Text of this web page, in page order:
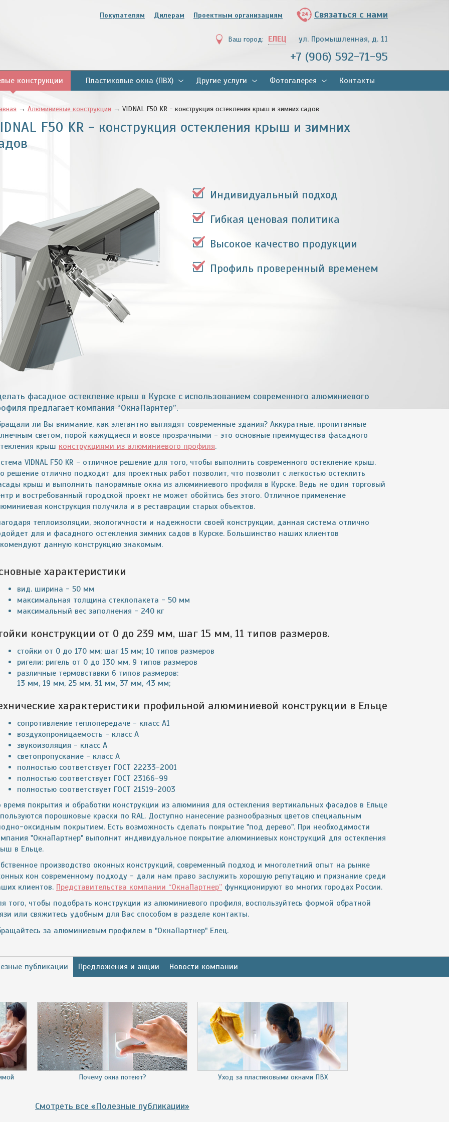
Покупателям Дилерам Проектным организациям Связаться с нами
Ваш город: ЕЛЕЦ ул. Промышленная, д. 11
+7 (906) 592-71-95
конструкции Пластиковые окна (ПВХ) Другие услуги Фотогалерея Контакты
→ Алюминиевые конструкции → VIDNAL F50 KR - конструкция остекления крыш и зимних садов
F50 KR - конструкция остекления крыш и зимних
Индивидуальный подход
Гибкая ценовая политика
Высокое качество продукции
Профиль проверенный временем
фасадное остекление крыш в Курске с использованием современного алюминиевого
предлагает компания “ОкнаПарнтер”.
ли Вы внимание, как элегантно выглядят современные здания? Аккуратные, пропитанные
светом, порой кажущиеся и вовсе прозрачными - это основные преимущества фасадного
крыш конструкциями из алюминиевого профиля.
VIDNAL F50 KR - отличное решение для того, чтобы выполнить современного остекление крыш.
решение отлично подходит для проектных работ позволит, что позволит с легкостью остеклить
крыш и выполнить панорамные окна из алюминиевого профиля в Курске. Ведь не один торговый
и востребованный городской проект не может обойтись без этого. Отличное применение
конструкция получила и в реставрации старых объектов.
теплоизоляции, экологичности и надежности своей конструкции, данная система отлично
для и фасадного остекления зимних садов в Курске. Большинство наших клиентов
данную конструкцию знакомым.
характеристики
вид. ширина - 50 мм
максимальная толщина стеклопакета - 50 мм
максимальный вес заполнения - 240 кг
конструкции от 0 до 239 мм, шаг 15 мм, 11 типов размеров.
стойки от 0 до 170 мм; шаг 15 мм; 10 типов размеров
ригели: ригель от 0 до 130 мм, 9 типов размеров
различные термовставки 6 типов размеров:
13 мм, 19 мм, 25 мм, 31 мм, 37 мм, 43 мм;
характеристики профильной алюминиевой конструкции в Ельце
сопротивление теплопередаче - класс A1
воздухопроницаемость - класс A
звукоизоляция - класс A
светопропускание - класс A
полностью соответствует ГОСТ 22233-2001
полностью соответствует ГОСТ 23166-99
полностью соответствует ГОСТ 21519-2003
время покрытия и обработки конструкции из алюминия для остекления вертикальных фасадов в Ельце
порошковые краски по RAL. Доступно нанесение разнообразных цветов специальным
оксидным покрытием. Есть возможность сделать покрытие "под дерево". При необходимости
"ОкнаПартнер" выполнит индивидуальное покрытие алюминиевых конструкций для остекления
в Ельце.
производство оконных конструкций, современный подход и многолетний опыт на рынке
кон современному подходу - дали нам право заслужить хорошую репутацию и признание среди
клиентов. Представительства компании “ОкнаПартнер” функционируют во многих городах России.
того, чтобы подобрать конструкции из алюминиевого профиля, воспользуйтесь формой обратной
или свяжитесь удобным для Вас способом в разделе контакты.
за алюминиевым профилем в "ОкнаПартнер" Елец.
публикации Предложения и акции Новости компании
Почему окна потеют? Уход за пластиковыми окнами ПВХ
Смотреть все «Полезные публикации»